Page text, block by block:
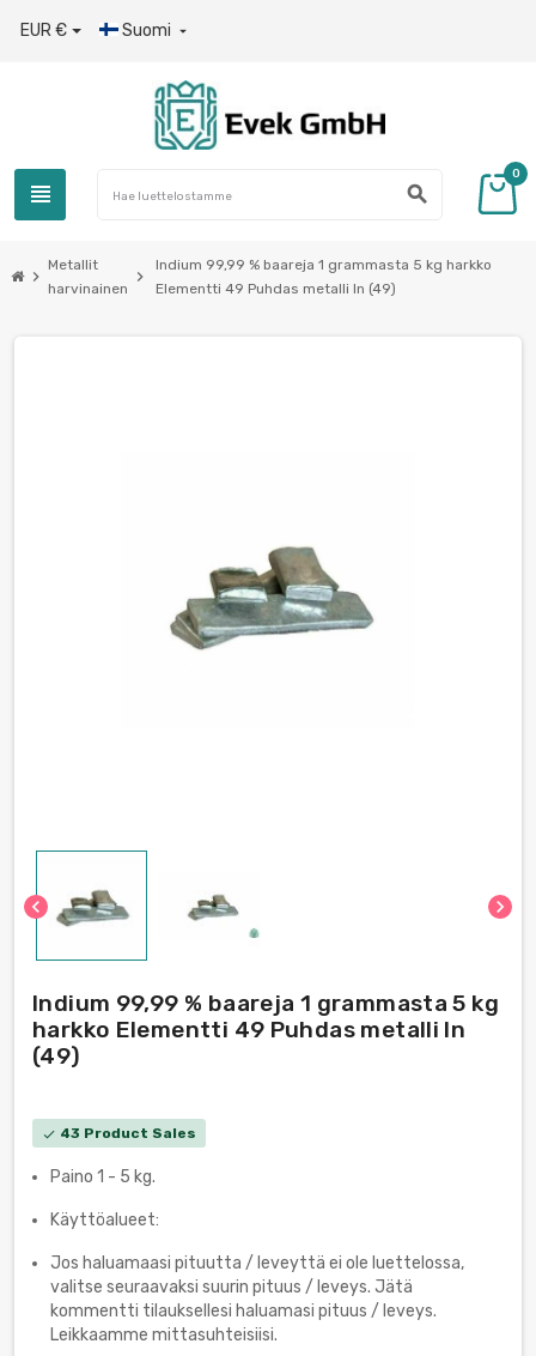
EUR € Suomi 
view_headline search
0
chevron_right
Metallit
harvinainen
chevron_right
Indium 99,99 % baareja 1 grammasta 5 kg harkko
Elementti 49 Puhdas metalli In (49)
chevron_left chevron_right
Indium 99,99 % baareja 1 grammasta 5 kg
harkko Elementti 49 Puhdas metalli In
(49)
check 43 Product Sales
Paino 1 - 5 kg.
Käyttöalueet:
Jos haluamaasi pituutta / leveyttä ei ole luettelossa,
valitse seuraavaksi suurin pituus / leveys. Jätä
kommentti tilauksellesi haluamasi pituus / leveys.
Leikkaamme mittasuhteisiisi.